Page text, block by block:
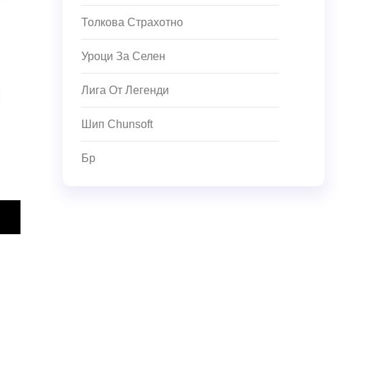
Толкова Страхотно
Уроци За Селен
Лига От Легенди
Шип Chunsoft
Бр